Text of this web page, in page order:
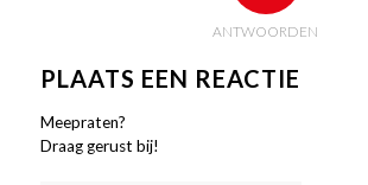
ANTWOORDEN
PLAATS EEN REACTIE
Meepraten?
Draag gerust bij!